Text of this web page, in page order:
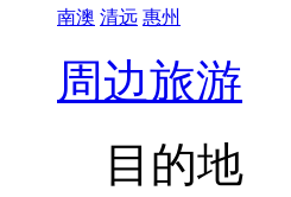
南澳 清远 惠州
周边旅游
目的地